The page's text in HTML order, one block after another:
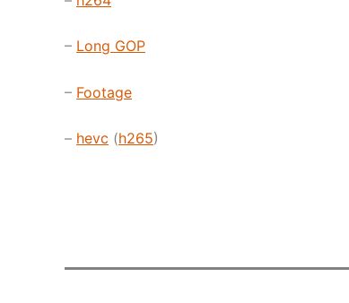
– Long GOP
– Footage
– hevc (h265)